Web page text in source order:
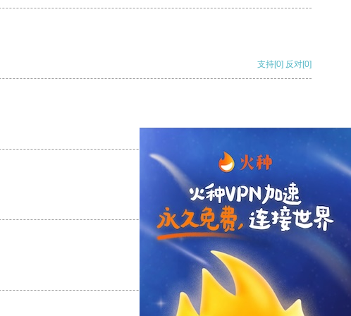
支持[0] 反对[0]
支持 [0] 反对 [0]
支持